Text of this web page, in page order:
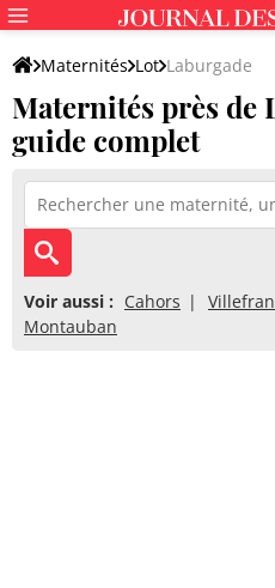
Maternités Lot Laburgade
Maternités près de
guide complet
Voir aussi : Cahors
Montauban